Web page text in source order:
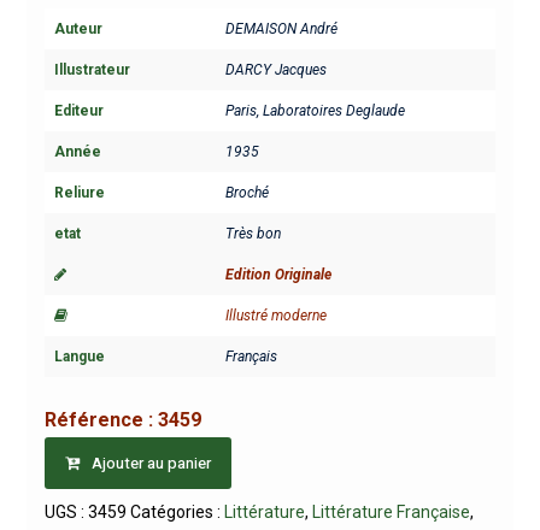
Auteur DEMAISON André
Illustrateur DARCY Jacques
Editeur Paris, Laboratoires Deglaude
Année 1935
Reliure Broché
etat Très bon
Edition Originale
Illustré moderne
Langue Français
Référence : 3459
Ajouter au panier
UGS : 3459 Catégories : Littérature, Littérature Française,